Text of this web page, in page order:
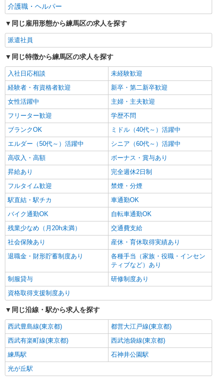
業時は別途時間外手当支給（超過1分〜）
介護職・ヘルパー
同じ雇用形態から練馬区の求人を探す
派遣社員
同じ特徴から練馬区の求人を探す
入社日応相談
未経験歓迎
経験者・有資格者歓迎
新卒・第二新卒歓迎
女性活躍中
主婦・主夫歓迎
フリーター歓迎
学歴不問
ブランクOK
ミドル（40代～）活躍中
エルダー（50代～）活躍中
シニア（60代～）活躍中
高収入・高額
ボーナス・賞与あり
昇給あり
完全週休2日制
フルタイム歓迎
禁煙・分煙
駅直結・駅チカ
車通勤OK
バイク通勤OK
自転車通勤OK
残業少なめ（月20h未満）
交通費支給
社会保険あり
産休・育休取得実績あり
退職金・財形貯蓄制度あり
各種手当（家族・役職・インセン
ティブなど）あり
制服貸与
研修制度あり
資格取得支援制度あり
同じ沿線・駅から求人を探す
西武豊島線(東京都)
都営大江戸線(東京都)
西武有楽町線(東京都)
西武池袋線(東京都)
練馬駅
石神井公園駅
光が丘駅